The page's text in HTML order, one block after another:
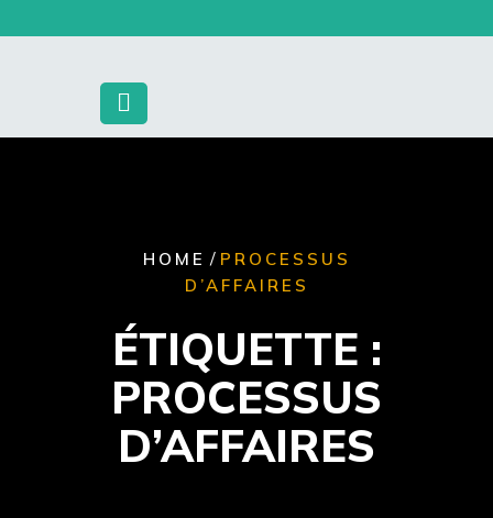
to
HOME / PROCESSUS
D’AFFAIRES
ÉTIQUETTE :
PROCESSUS
D’AFFAIRES